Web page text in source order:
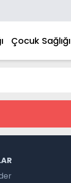
Çocuk Sağlığı